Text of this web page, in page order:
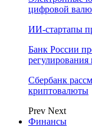
цифровой
ИИ-стартапы
Банк России
Сбербанк
криптовалюты
Prev Next
Финансы